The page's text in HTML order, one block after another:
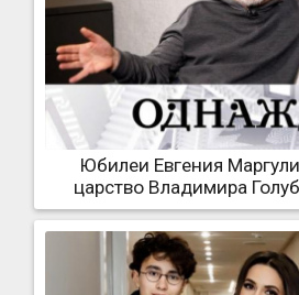
Юбилеи Евгения
царство Владимира